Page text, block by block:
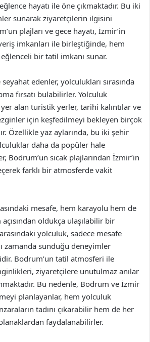
hayatı ile öne çıkmaktadır. Bu iki
sunarak ziyaretçilerin ilgisini
plajları ve gece hayatı, İzmir’in
imkanları ile birleştiğinde, hem
bir tatil imkanı sunar.
edenler, yolculukları sırasında
fırsatı bulabilirler. Yolculuk
alan turistik yerler, tarihi kalıntılar ve
için keşfedilmeyi bekleyen birçok
Özellikle yaz aylarında, bu iki şehir
daha da popüler hale
Bodrum’un sıcak plajlarından İzmir’in
farklı bir atmosferde vakit
mesafe, hem karayolu hem de
oldukça ulaşılabilir bir
yolculuk, sadece mesafe
zamanda sunduğu deneyimler
Bodrum’un tatil atmosferi ile
ziyaretçilere unutulmaz anılar
Bu nedenle, Bodrum ve İzmir
planlayanlar, hem yolculuk
tadını çıkarabilir hem de her
faydalanabilirler.